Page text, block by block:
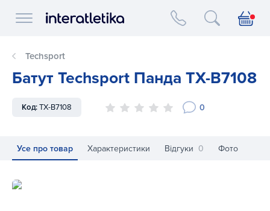
Interatletika logo
Techsport
Батут Techsport Панда TX-B7108
Код:TX-B7108 0
Усе про товар Характеристики Відгуки 0 Фото
Батут Techsport Панда TX-B7108